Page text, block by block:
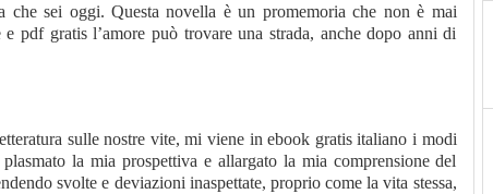
che sei oggi. Questa novella è un promemoria che non è mai
pdf gratis l’amore può trovare una strada, anche dopo anni di
sulle nostre vite, mi viene in ebook gratis italiano i modi
la mia prospettiva e allargato la mia comprensione del
svolte e deviazioni inaspettate, proprio come la vita stessa,